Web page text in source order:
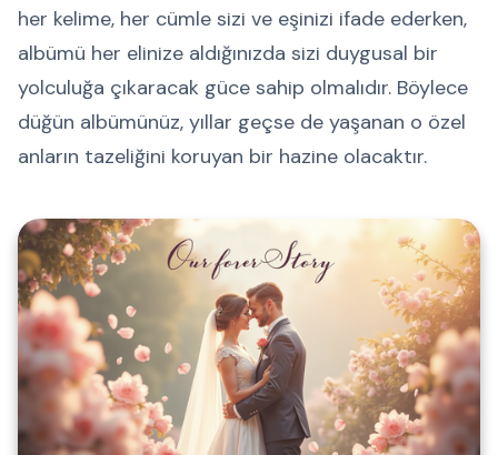
her kelime, her cümle sizi ve eşinizi ifade ederken,
albümü her elinize aldığınızda sizi duygusal bir
yolculuğa çıkaracak güce sahip olmalıdır. Böylece
düğün albümünüz, yıllar geçse de yaşanan o özel
anların tazeliğini koruyan bir hazine olacaktır.